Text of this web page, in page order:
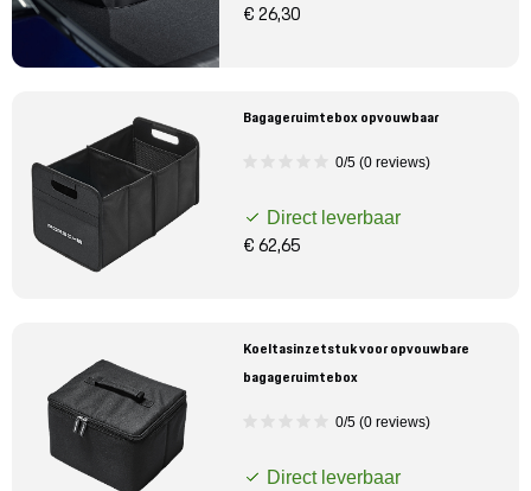
€ 26,30
Bagageruimtebox opvouwbaar
0/5 (0 reviews)
Direct leverbaar
€ 62,65
Koeltasinzetstuk voor opvouwbare
bagageruimtebox
0/5 (0 reviews)
Direct leverbaar